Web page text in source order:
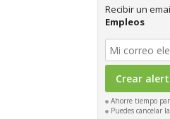
Recibir un
Empleos
Ahorre tiempo
Puedes cancelar